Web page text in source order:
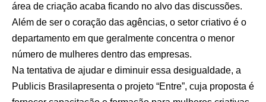
área de criação acaba ficando no alvo das discussões.
Além de ser o coração das agências, o setor criativo é o
departamento em que geralmente concentra o menor
número de mulheres dentro das empresas.
Na tentativa de ajudar e diminuir essa desigualdade, a
Publicis Brasilapresenta o projeto “Entre”, cuja proposta é